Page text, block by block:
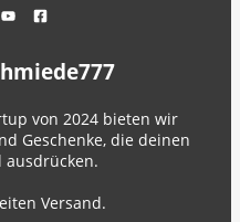
von 2024 bieten wir
Geschenke, die deinen
ausdrücken.
Versand.